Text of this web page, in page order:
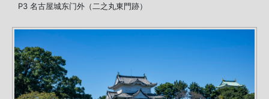
P3 名古屋城东门外（二之丸東門跡）